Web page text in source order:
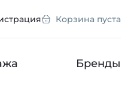
Корзина пуста
Бренды